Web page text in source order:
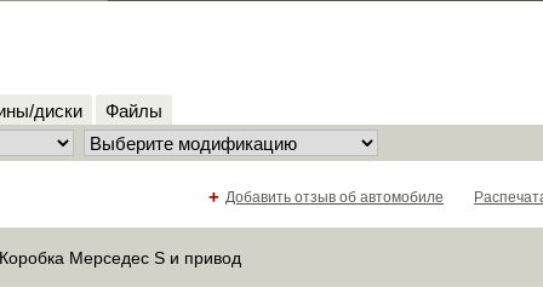
диски Файлы
+ Добавить отзыв об автомобиле
Коробка Мерседес S и привод